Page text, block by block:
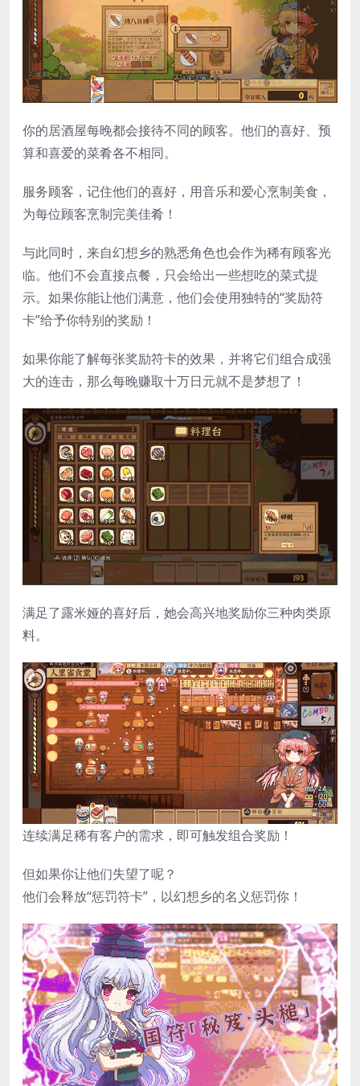
你的居酒屋每晚都会接待不同的顾客。他们的喜好、预
算和喜爱的菜肴各不相同。
服务顾客，记住他们的喜好，用音乐和爱心烹制美食，
为每位顾客烹制完美佳肴！
与此同时，来自幻想乡的熟悉角色也会作为稀有顾客光
临。他们不会直接点餐，只会给出一些想吃的菜式提
示。如果你能让他们满意，他们会使用独特的“奖励符
卡”给予你特别的奖励！
如果你能了解每张奖励符卡的效果，并将它们组合成强
大的连击，那么每晚赚取十万日元就不是梦想了！
满足了露米娅的喜好后，她会高兴地奖励你三种肉类原
料。
连续满足稀有客户的需求，即可触发组合奖励！
但如果你让他们失望了呢？
他们会释放“惩罚符卡”，以幻想乡的名义惩罚你！